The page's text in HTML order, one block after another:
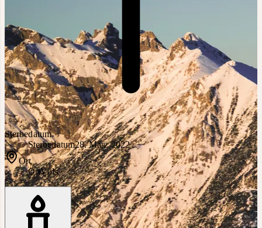
Sterbedatum
Sterbedatum28. März 2022
Ort
OrtVöls